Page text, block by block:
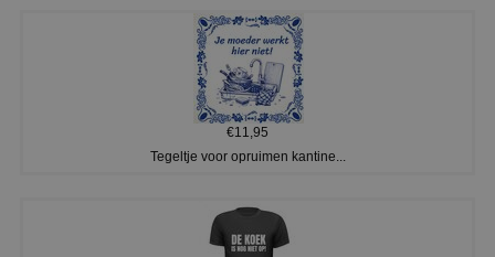
€11,95
Tegeltje voor opruimen kantine...